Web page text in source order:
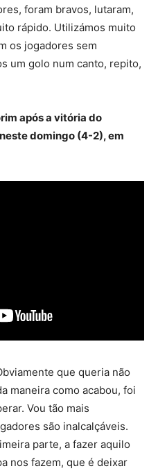
foram bravos, lutaram,
rápido. Utilizámos muito
os jogadores sem
um golo num canto, repito,
após a vitória do
domingo (4-2), em
que queria não
maneira como acabou, foi
Vou tão mais
são inalcalçáveis.
parte, a fazer aquilo
nos fazem, que é deixar